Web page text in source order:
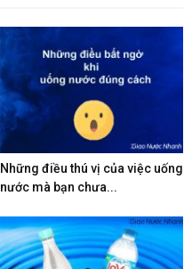
Những điều thú vị của việc uống
nước mà bạn chưa...